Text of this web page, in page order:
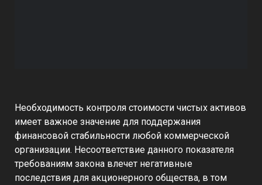
Необходимость контроля стоимости чистых активов
имеет важное значение для поддержания
финансовой стабильности любой коммерческой
организации. Несоответствие данного показателя
требованиям закона влечет негативные
последствия для акционерного общества, в том